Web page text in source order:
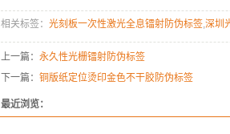
相关标签： 光刻板一次性激光全息镭射防伪标签,深圳
上一篇： 永久性光栅镭射防伪标签
下一篇： 铜版纸定位烫印金色不干胶防伪标签
最近浏览：